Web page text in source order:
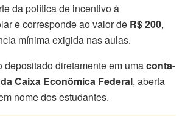
da política de incentivo à
e corresponde ao valor de R$ 200,
mínima exigida nas aulas.
depositado diretamente em umaconta-
Caixa Econômica Federal, aberta
nome dos estudantes.